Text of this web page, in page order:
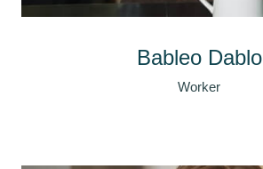
Bableo Dablo
Worker